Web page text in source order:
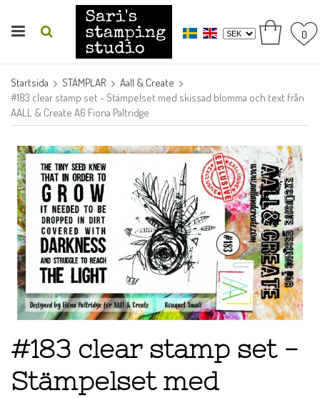
0
Startsida STÄMPLAR
Aall & Create
#183 clear stamp set - Stämpelset med skissad blomma och text från
AALL & Create A6 Fiona Paltridge
#183 clear stamp set -
Stämpelset med